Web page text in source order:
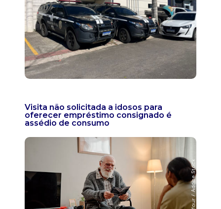
Visita não solicitada a idosos para
oferecer empréstimo consignado é
assédio de consumo